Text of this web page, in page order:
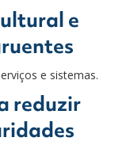
e
e sistemas.
reduzir